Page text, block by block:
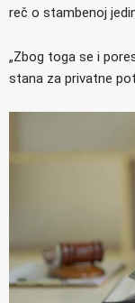
reč o stambenoj
„Zbog toga se i
stana za privatne